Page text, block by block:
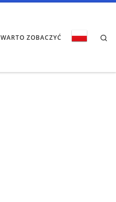
WARTO ZOBACZYĆ